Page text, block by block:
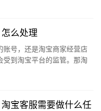
么处理
号，还是淘宝商家经营店
到淘宝平台的监管。那淘
宝客服需要做什么任